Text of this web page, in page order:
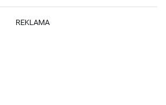
REKLAMA